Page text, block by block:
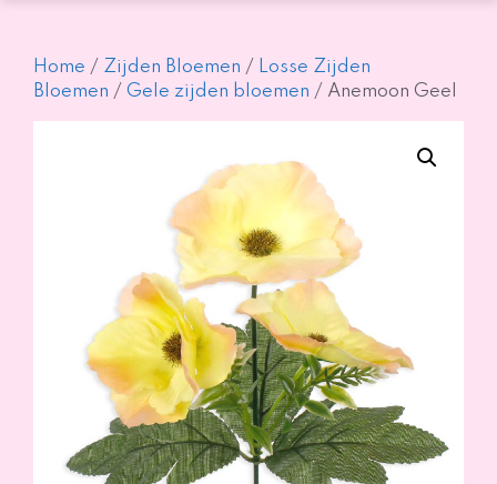
Home / Zijden Bloemen / Losse Zijden
Bloemen / Gele zijden bloemen / Anemoon Geel